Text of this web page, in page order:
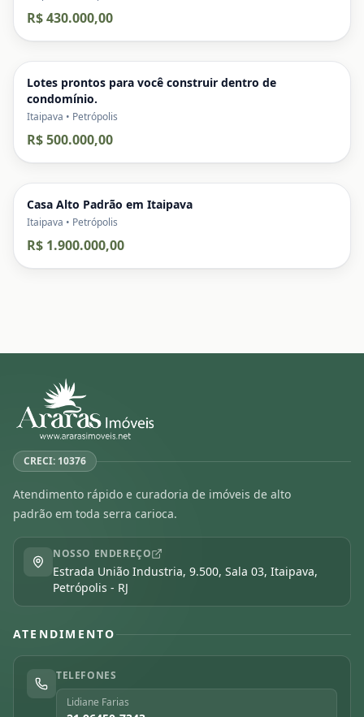
R$ 430.000,00
Lotes prontos para você construir dentro de
condomínio.
Itaipava • Petrópolis
R$ 500.000,00
Casa Alto Padrão em Itaipava
Itaipava • Petrópolis
R$ 1.900.000,00
CRECI: 10376
Atendimento rápido e curadoria de imóveis de alto
padrão em toda serra carioca.
NOSSO ENDEREÇO
Estrada União Industria, 9.500, Sala 03, Itaipava,
Petrópolis - RJ
ATENDIMENTO
TELEFONES
Lidiane Farias